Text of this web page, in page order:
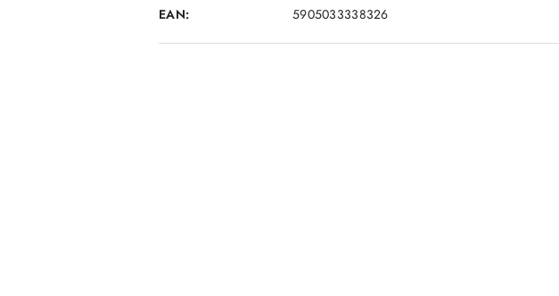
EAN: 5905033338326